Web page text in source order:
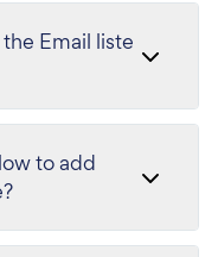
Email liste
to add